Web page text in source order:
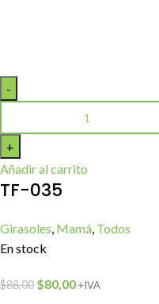
Añadir al carrito
TF-035
Girasoles, Mamá, Todos
En stock
$88,00 $80,00+IVA